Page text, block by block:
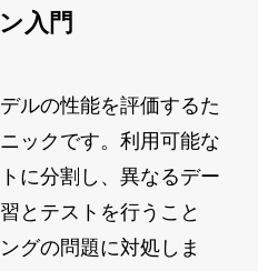
入門
ルの性能を評価するた
ックです。利用可能な
に分割し、異なるデー
とテストを行うこと
グの問題に対処しま